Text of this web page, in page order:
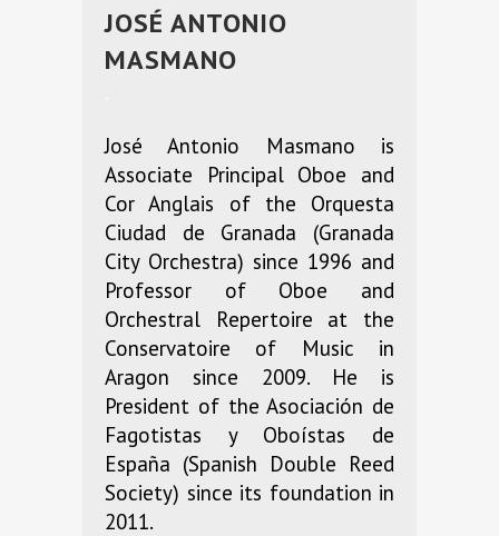
JOSÉ ANTONIO
MASMANO
José Antonio Masmano is
Associate Principal Oboe and
Cor Anglais of the Orquesta
Ciudad de Granada (Granada
City Orchestra) since 1996 and
Professor of Oboe and
Orchestral Repertoire at the
Conservatoire of Music in
Aragon since 2009. He is
President of the Asociación de
Fagotistas y Oboístas de
España (Spanish Double Reed
Society) since its foundation in
2011.